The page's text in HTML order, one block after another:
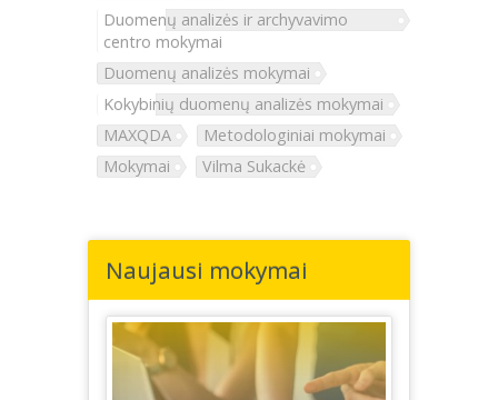
Duomenų analizės ir archyvavimo
centro mokymai
Duomenų analizės mokymai
Kokybinių duomenų analizės mokymai
MAXQDA
Metodologiniai mokymai
Mokymai
Vilma Sukackė
Naujausi mokymai